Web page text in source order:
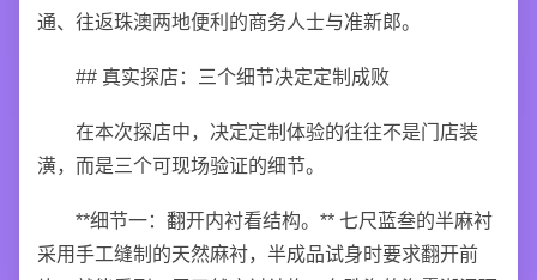
通、往返珠澳两地便利的商务人士与准新郎。
## 真实探店：三个细节决定定制成败
在本次探店中，决定定制体验的往往不是门店装
潢，而是三个可现场验证的细节。
**细节一：翻开内衬看结构。** 七尺蓝叁的半麻衬
采用手工缝制的天然麻衬，半成品试身时要求翻开前